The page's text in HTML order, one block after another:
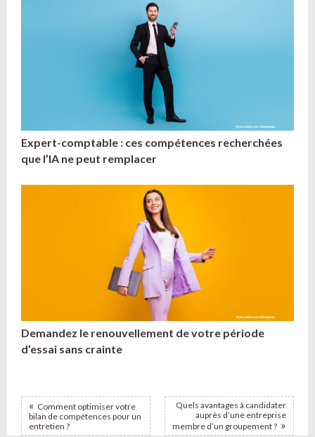
Expert-comptable : ces compétences recherchées
que l’IA ne peut remplacer
Demandez le renouvellement de votre période
d’essai sans crainte
Quels avantages à candidater
auprès d’une entreprise
membre d’un groupement ?
Comment optimiser votre
bilan de compétences pour un
entretien ?